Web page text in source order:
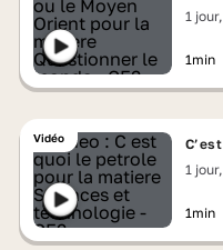
1
1min
Vidéo
1
1min